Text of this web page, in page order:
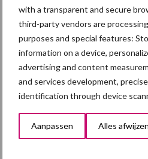
with a transparent and secure
third-party vendors are
purposes and special features:
information on a device,
advertising and content
and services development,
identification through device
Aanpassen Alles afwijzen
Sidebar
7 aug
Britse
afzetcrisis
7 aug
droogte en
handel in de